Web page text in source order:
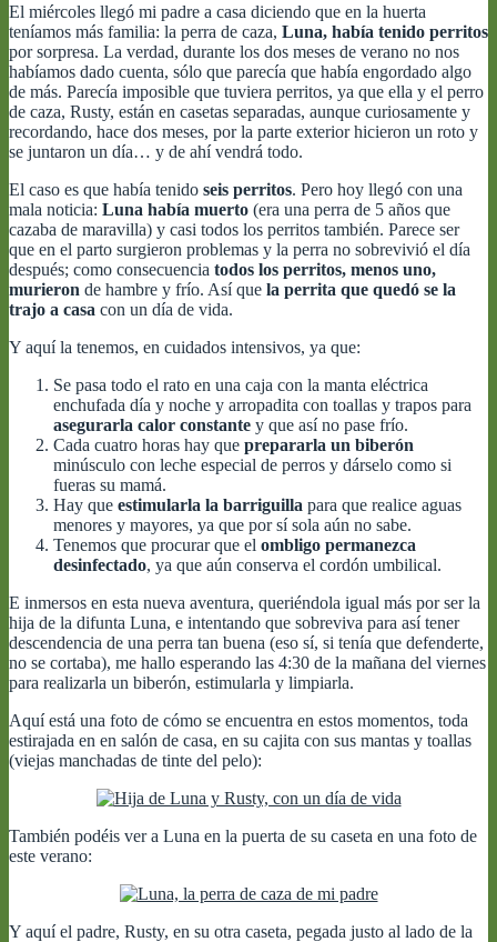
El miércoles llegó mi padre a casa diciendo que en la huerta
teníamos más familia: la perra de caza, Luna, había tenido perritos
por sorpresa. La verdad, durante los dos meses de verano no nos
habíamos dado cuenta, sólo que parecía que había engordado algo
de más. Parecía imposible que tuviera perritos, ya que ella y el perro
de caza, Rusty, están en casetas separadas, aunque curiosamente y
recordando, hace dos meses, por la parte exterior hicieron un roto y
se juntaron un día… y de ahí vendrá todo.
El caso es que había tenido seis perritos. Pero hoy llegó con una
mala noticia: Luna había muerto (era una perra de 5 años que
cazaba de maravilla) y casi todos los perritos también. Parece ser
que en el parto surgieron problemas y la perra no sobrevivió el día
después; como consecuencia todos los perritos, menos uno,
murieron de hambre y frío. Así que la perrita que quedó se la
trajo a casa con un día de vida.
Y aquí la tenemos, en cuidados intensivos, ya que:
Se pasa todo el rato en una caja con la manta eléctrica
enchufada día y noche y arropadita con toallas y trapos para
asegurarla calor constante y que así no pase frío.
Cada cuatro horas hay que prepararla un biberón
minúsculo con leche especial de perros y dárselo como si
fueras su mamá.
Hay que estimularla la barriguilla para que realice aguas
menores y mayores, ya que por sí sola aún no sabe.
Tenemos que procurar que el ombligo permanezca
desinfectado, ya que aún conserva el cordón umbilical.
E inmersos en esta nueva aventura, queriéndola igual más por ser la
hija de la difunta Luna, e intentando que sobreviva para así tener
descendencia de una perra tan buena (eso sí, si tenía que defenderte,
no se cortaba), me hallo esperando las 4:30 de la mañana del viernes
para realizarla un biberón, estimularla y limpiarla.
Aquí está una foto de cómo se encuentra en estos momentos, toda
estirajada en en salón de casa, en su cajita con sus mantas y toallas
(viejas manchadas de tinte del pelo):
También podéis ver a Luna en la puerta de su caseta en una foto de
este verano:
Y aquí el padre, Rusty, en su otra caseta, pegada justo al lado de la